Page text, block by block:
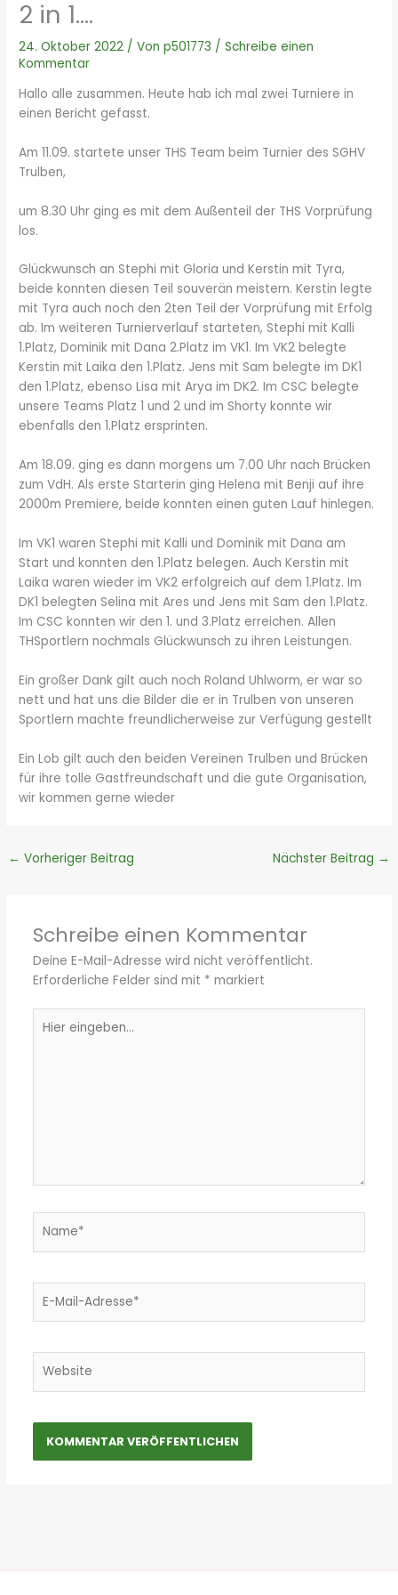
2 in 1….
24. Oktober 2022 / Vonp501773 /Schreibe einen
Kommentar
Hallo alle zusammen. Heute hab ich mal zwei Turniere in
einen Bericht gefasst.
Am 11.09. startete unser THS Team beim Turnier des SGHV
Trulben,
um 8.30 Uhr ging es mit dem Außenteil der THS Vorprüfung
los.
Glückwunsch an Stephi mit Gloria und Kerstin mit Tyra,
beide konnten diesen Teil souverän meistern. Kerstin legte
mit Tyra auch noch den 2ten Teil der Vorprüfung mit Erfolg
ab. Im weiteren Turnierverlauf starteten, Stephi mit Kalli
1.Platz, Dominik mit Dana 2.Platz im VK1. ImVK2 belegte
Kerstin mit Laika den 1.Platz. Jens mit Sam belegte im DK1
den 1.Platz, ebenso Lisa mit Arya im DK2. Im CSC belegte
unsere Teams Platz 1 und 2 und im Shorty konnte wir
ebenfalls den 1.Platz ersprinten.
Am 18.09. ging es dann morgens um 7.00 Uhr nach Brücken
zum VdH. Als erste Starterin ging Helena mit Benji auf ihre
2000m Premiere, beide konnten einen guten Lauf hinlegen.
Im VK1 waren Stephi mit Kalli und Dominik mit Dana am
Start und konnten den 1.Platz belegen. Auch Kerstin mit
Laika waren wieder im VK2 erfolgreich auf dem 1.Platz. Im
DK1 belegten Selina mit Ares und Jens mit Sam den 1.Platz.
Im CSC konnten wir den 1. und 3.Platz erreichen. Allen
THSportlern nochmals Glückwunsch zu ihren Leistungen.
Ein großer Dank gilt auch noch Roland Uhlworm, er war so
nett und hat uns die Bilder die er in Trulben von unseren
Sportlern machte freundlicherweise zur Verfügung gestellt
Ein Lob gilt auch den beiden Vereinen Trulben und Brücken
für ihre tolle Gastfreundschaft und die gute Organisation,
wir kommen gerne wieder
← Vorheriger Beitrag Nächster Beitrag →
Schreibe einen Kommentar
Deine E-Mail-Adresse wird nicht veröffentlicht.
Erforderliche Felder sind mit * markiert
eingeben…
Mail-